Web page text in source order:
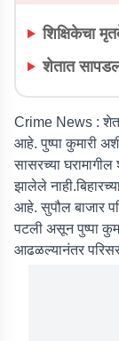
शिक्षिकेचा
शेतात
Crime News :
आहे. पुष्पा कुमारी
सासरच्या
झालेले
आहे. सुपौल बाजार
पटली असून पुष्पा
आढळल्यानंतर